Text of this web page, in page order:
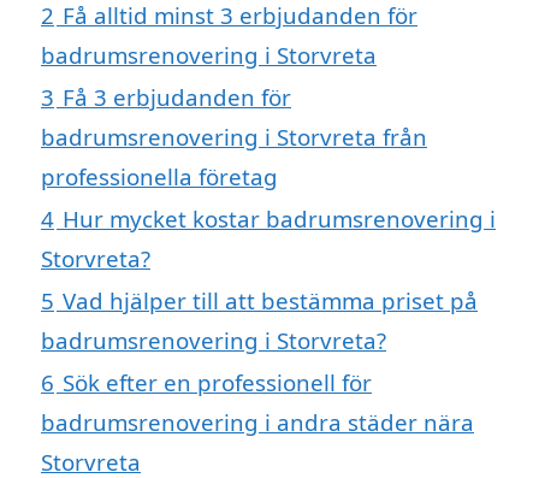
2 Få alltid minst 3 erbjudanden för
badrumsrenovering i Storvreta
3 Få 3 erbjudanden för
badrumsrenovering i Storvreta från
professionella företag
4 Hur mycket kostar badrumsrenovering i
Storvreta?
5 Vad hjälper till att bestämma priset på
badrumsrenovering i Storvreta?
6 Sök efter en professionell för
badrumsrenovering i andra städer nära
Storvreta